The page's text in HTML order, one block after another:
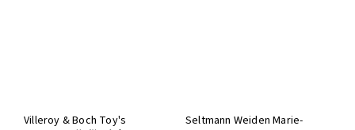
Villeroy & Boch Toy's
Seltmann Weiden Marie-